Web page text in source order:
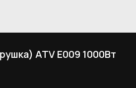
ATV E009 1000Вт